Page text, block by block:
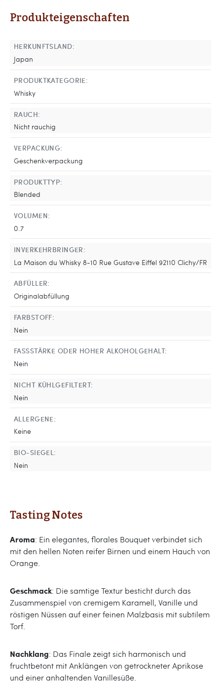
Produkteigenschaften
HERKUNFTSLAND:
Japan
PRODUKTKATEGORIE:
Whisky
RAUCH:
Nicht rauchig
VERPACKUNG:
Geschenkverpackung
PRODUKTTYP:
Blended
VOLUMEN:
0.7
INVERKEHRBRINGER:
La Maison du Whisky 8-10 Rue Gustave Eiffel 92110 Clichy/FR
ABFÜLLER:
Originalabfüllung
FARBSTOFF:
Nein
FASSSTÄRKE ODER HOHER ALKOHOLGEHALT:
Nein
NICHT KÜHLGEFILTERT:
Nein
ALLERGENE:
Keine
BIO-SIEGEL:
Nein
Tasting Notes
Aroma: Ein elegantes, florales Bouquet verbindet sich
mit den hellen Noten reifer Birnen und einem Hauch von
Orange.
Geschmack: Die samtige Textur besticht durch das
Zusammenspiel von cremigem Karamell, Vanille und
röstigen Nüssen auf einer feinen Malzbasis mit subtilem
Torf.
Nachklang: Das Finale zeigt sich harmonisch und
fruchtbetont mit Anklängen von getrockneter Aprikose
und einer anhaltenden Vanillesüße.